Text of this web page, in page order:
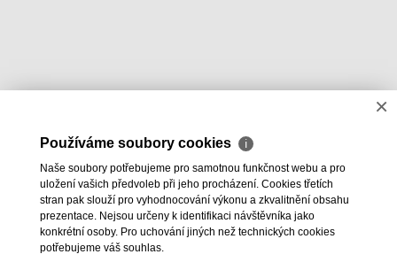
×
Používáme soubory cookies ℹ
Naše soubory potřebujeme pro samotnou funkčnost webu a pro
uložení vašich předvoleb při jeho procházení. Cookies třetích
stran pak slouží pro vyhodnocování výkonu a zkvalitnění obsahu
prezentace. Nejsou určeny k identifikaci návštěvníka jako
konkrétní osoby. Pro uchování jiných než technických cookies
potřebujeme váš souhlas.